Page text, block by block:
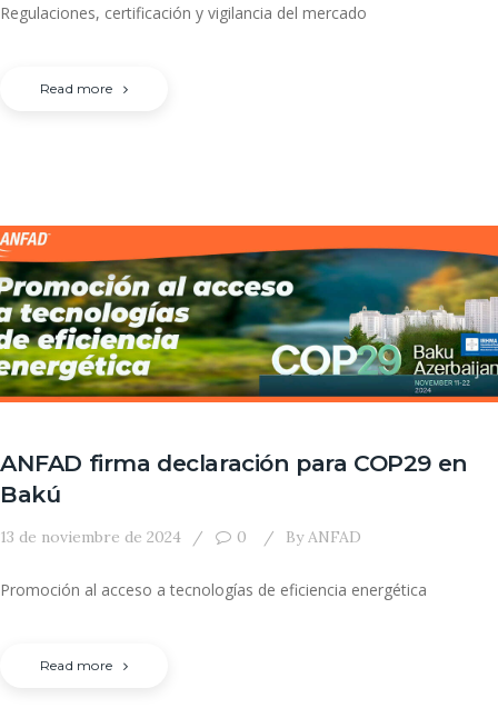
Regulaciones, certificación y vigilancia del mercado
Read more
ANFAD firma declaración para COP29 en
Bakú
13 de noviembre de 2024 0 ByANFAD
Promoción al acceso a tecnologías de eficiencia energética
Read more